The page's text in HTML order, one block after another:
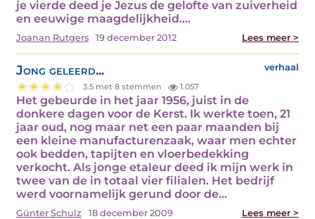
je vierde deed je Jezus de gelofte van zuiverheid
en eeuwige maagdelijkheid.…
Joanan Rutgers 19 december 2012 Lees meer >
Jong geleerd... verhaal
3.5 met 8 stemmen 1.057
Het gebeurde in het jaar 1956, juist in de
donkere dagen voor de Kerst. Ik werkte toen, 21
jaar oud, nog maar net een paar maanden bij
een kleine manufacturenzaak, waar men echter
ook bedden, tapijten en vloerbedekking
verkocht. Als jonge etaleur deed ik mijn werk in
twee van de in totaal vier filialen. Het bedrijf
werd voornamelijk gerund door de…
Günter Schulz 18 december 2009 Lees meer >